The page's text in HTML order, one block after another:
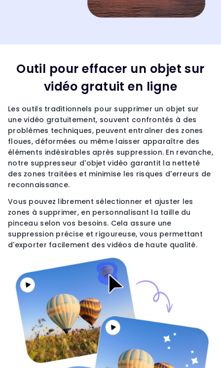
Outil pour effacer un objet sur
vidéo gratuit en ligne
Les outils traditionnels pour supprimer un objet sur
une vidéo gratuitement, souvent confrontés à des
problèmes techniques, peuvent entraîner des zones
floues, déformées ou même laisser apparaître des
éléments indésirables après suppression. En revanche,
notre suppresseur d'objet vidéo garantit la netteté
des zones traitées et minimise les risques d'erreurs de
reconnaissance.
Vous pouvez librement sélectionner et ajuster les
zones à supprimer, en personnalisant la taille du
pinceau selon vos besoins. Cela assure une
suppression précise et rigoureuse, vous permettant
d'exporter facilement des vidéos de haute qualité.